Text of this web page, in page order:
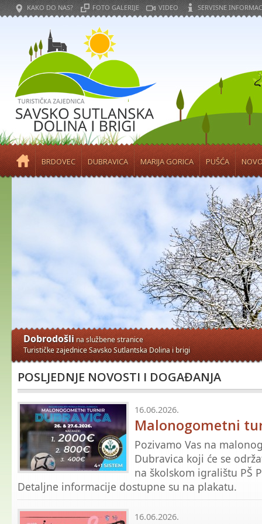
KAKO DO NAS? FOTO GALERIJE VIDEO SERVISNE
BRDOVEC DUBRAVICA MARIJA GORICA PUŠĆA
Dobrodošlina službene stranice
Turističke zajednice Savsko Sutlantska Dolina i brigi
POSLJEDNJE NOVOSTI I DOGAĐANJA
16.06.2026.
Malonogometni
Pozivamo Vas na
Dubravica koji će se
na školskom igralištu PŠ
Detaljne informacije dostupne su na plakatu.
16.06.2026.